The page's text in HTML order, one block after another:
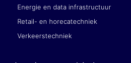
Energie en data infrastructuur
Retail- en horecatechniek
Verkeerstechniek